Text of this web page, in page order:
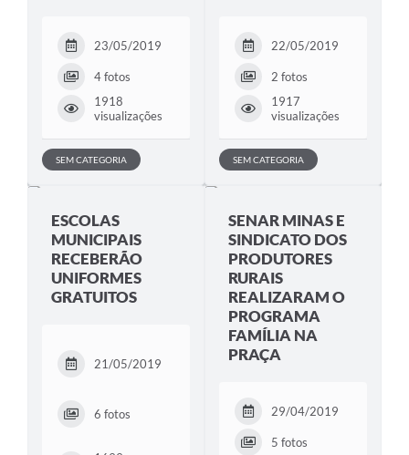
23/05/2019
4 fotos
1918
visualizações
SEM CATEGORIA
22/05/2019
2 fotos
1917
visualizações
SEM CATEGORIA
ESCOLAS
MUNICIPAIS
RECEBERÃO
UNIFORMES
GRATUITOS
21/05/2019
6 fotos
SENAR MINAS E
SINDICATO DOS
PRODUTORES
RURAIS
REALIZARAM O
PROGRAMA
FAMÍLIA NA
PRAÇA
29/04/2019
5 fotos